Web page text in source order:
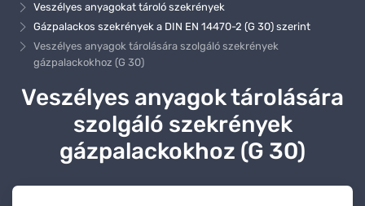
Veszélyes anyagokat tároló szekrények
Gázpalackos szekrények a DIN EN 14470-2 (G 30) szerint
Veszélyes anyagok tárolására szolgáló szekrények
gázpalackokhoz (G 30)
Veszélyes anyagok tárolására
szolgáló szekrények
gázpalackokhoz (G 30)